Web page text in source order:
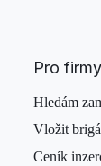
Pro firmy
Hledám
Vložit
Ceník